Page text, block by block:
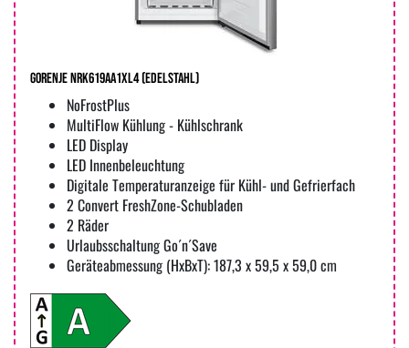
Gorenje NRK619AA1XL4 (edelstahl)
NoFrostPlus
MultiFlow Kühlung - Kühlschrank
LED Display
LED Innenbeleuchtung
Digitale Temperaturanzeige für Kühl- und Gefrierfach
2 Convert FreshZone-Schubladen
2 Räder
Urlaubsschaltung Go´n´Save
Geräteabmessung (HxBxT): 187,3 x 59,5 x 59,0 cm